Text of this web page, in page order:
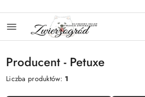
Producent - Petuxe
Liczba produktów: 1